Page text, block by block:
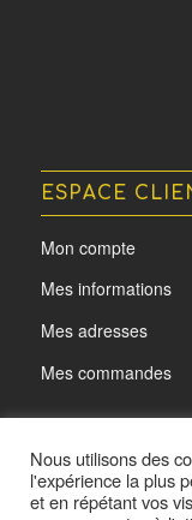
ESPACE
Mon compte
Mes informations
Mes adresses
Mes commandes
Nous utilisons des
l'expérience la plus
et en répétant vos